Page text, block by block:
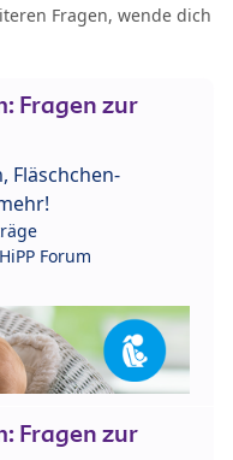
Fragen, wende dich
Fragen zur
Fläschchen-
Forum
Fragen zur